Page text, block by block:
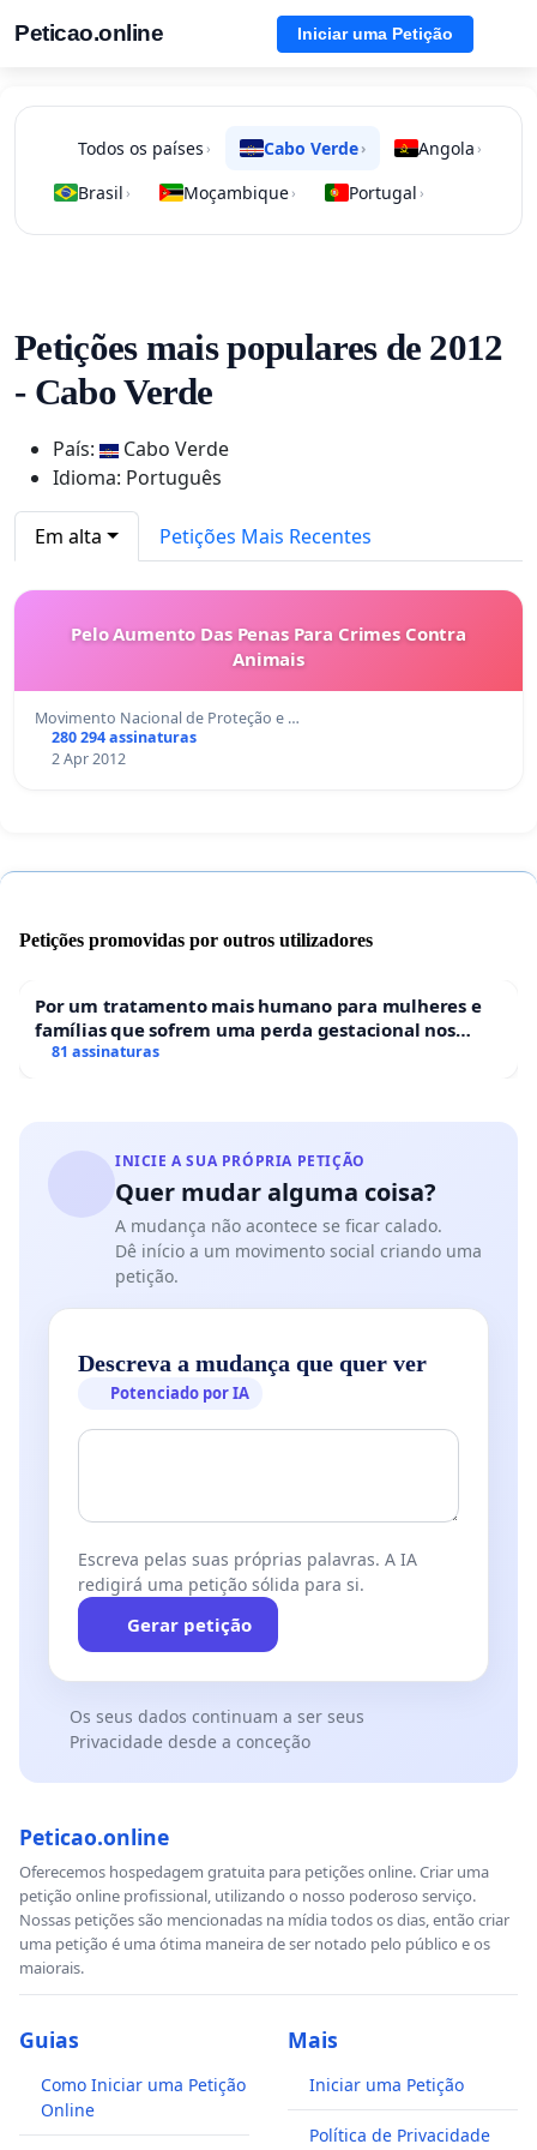
Peticao.online Iniciar uma Petição
Todos os países › Cabo Verde› Angola ›
Brasil › Moçambique› Portugal ›
Petições mais populares de 2012
- Cabo Verde
País:
Cabo Verde
Idioma: Português
Em alta Petições Mais Recentes
Pelo Aumento Das Penas Para Crimes Contra
Animais
Movimento Nacional de Proteção e …
280 294 assinaturas
2 Apr 2012
Petições promovidas por outros utilizadores
Por um tratamento mais humano para mulheres e
famílias que sofrem uma perda gestacional nos
hospitais portugueses
81 assinaturas
INICIE A SUA PRÓPRIA PETIÇÃO
Quer mudar alguma coisa?
A mudança não acontece se ficar calado.
Dê início a um movimento social criando uma
petição.
Descreva a mudança que quer ver
Potenciado por IA
Escreva pelas suas próprias palavras. A IA
redigirá uma petição sólida para si.
Gerar petição
Os seus dados continuam a ser seus
Privacidade desde a conceção
Peticao.online
Oferecemos hospedagem gratuita para petições online. Criar uma
petição online profissional, utilizando o nosso poderoso serviço.
Nossas petições são mencionadas na mídia todos os dias, então criar
uma petição é uma ótima maneira de ser notado pelo público e os
maiorais.
Guias
Como Iniciar uma Petição
Online
Mais
Iniciar uma Petição
Política de Privacidade